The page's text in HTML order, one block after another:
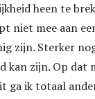
heen te
niet mee aan
zijn. Sterker
zijn. Op
ga ik totaal